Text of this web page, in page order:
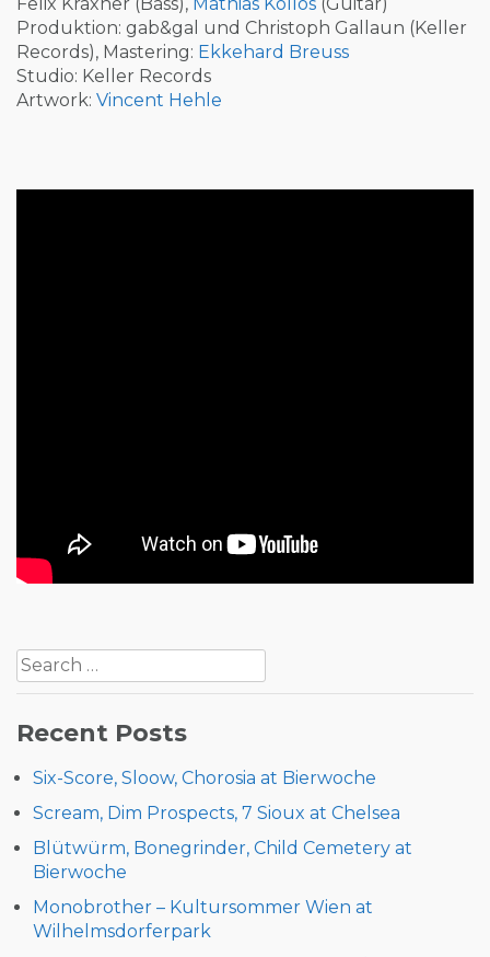
Produktion: gab&gal und Christoph Gallaun (Keller
Records), Mastering: Ekkehard Breuss
Studio: Keller Records
Artwork: Vincent Hehle
navigation
Search
for:
Recent Posts
Six-Score, Sloow, Chorosia at Bierwoche
Scream, Dim Prospects, 7 Sioux at Chelsea
Blütwürm, Bonegrinder, Child Cemetery at
Bierwoche
Monobrother – Kultursommer Wien at
Wilhelmsdorferpark